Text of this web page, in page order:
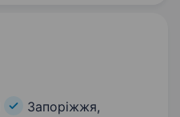
Запоріжжя,